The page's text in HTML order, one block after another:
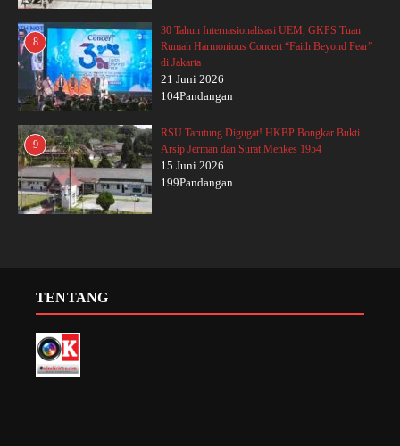
8
30 Tahun Internasionalisasi UEM, GKPS Tuan
Rumah Harmonious Concert “Faith Beyond Fear”
di Jakarta
21 Juni 2026
104Pandangan
9
RSU Tarutung Digugat! HKBP Bongkar Bukti
Arsip Jerman dan Surat Menkes 1954
15 Juni 2026
199Pandangan
TENTANG